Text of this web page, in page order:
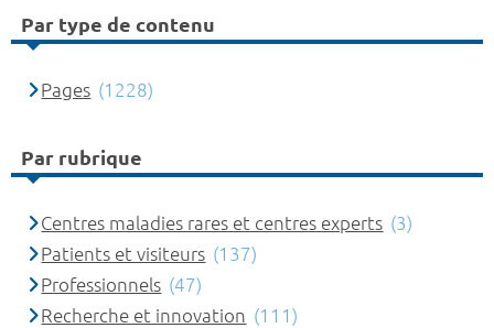
Par type de contenu
Pages (1228)
Par rubrique
Centres maladies rares et centres experts (3)
Patients et visiteurs (137)
Professionnels (47)
Recherche et innovation (111)